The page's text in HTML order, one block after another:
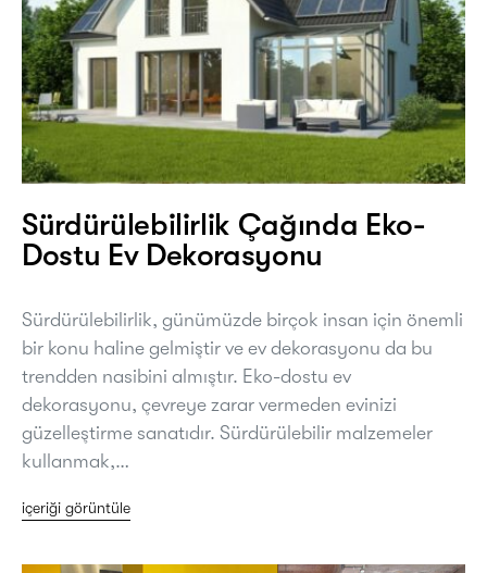
Sürdürülebilirlik Çağında Eko-
Dostu Ev Dekorasyonu
Sürdürülebilirlik, günümüzde birçok insan için önemli
bir konu haline gelmiştir ve ev dekorasyonu da bu
trendden nasibini almıştır. Eko-dostu ev
dekorasyonu, çevreye zarar vermeden evinizi
güzelleştirme sanatıdır. Sürdürülebilir malzemeler
kullanmak,…
içeriği görüntüle